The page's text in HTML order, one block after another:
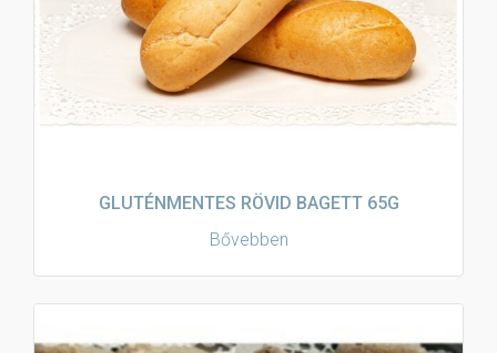
GLUTÉNMENTES RÖVID BAGETT 65G
Bővebben